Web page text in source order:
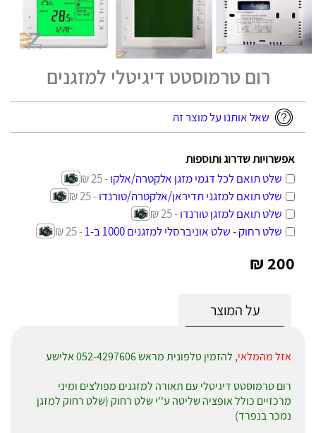
רום טרמוסטט דיגיטלי למזגנים
שאל אותנו על מוצר זה
אפשרויות שדרוג ותוספות
שלט תואם לכל דגמי מזגן אלקטרה/אלקו- 25 ₪
שלט תואם למזגני תדיראן/אלקטרה/טורנדו- 25 ₪
שלט תואם למזגן טורנדו- 25 ₪
שלט רחוק - שלט אוניברסלי למזגנים 1000 ב-1
- 25 ₪
200 ₪
על המוצר
אזל מהמלאי, להזמין טלפונית מראש 052-4297606 אלישע
רום טרמוסטט דיגיטלי עם תאורה למזגנים מפולצים ומיני
מרכזיים כולל אופציה שליטה ע''י שלט רחוק (שלט רחוק למזגן
נמכר בנפרד)